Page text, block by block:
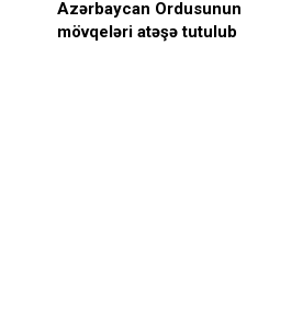
Azərbaycan Ordusunun
mövqeləri atəşə tutulub